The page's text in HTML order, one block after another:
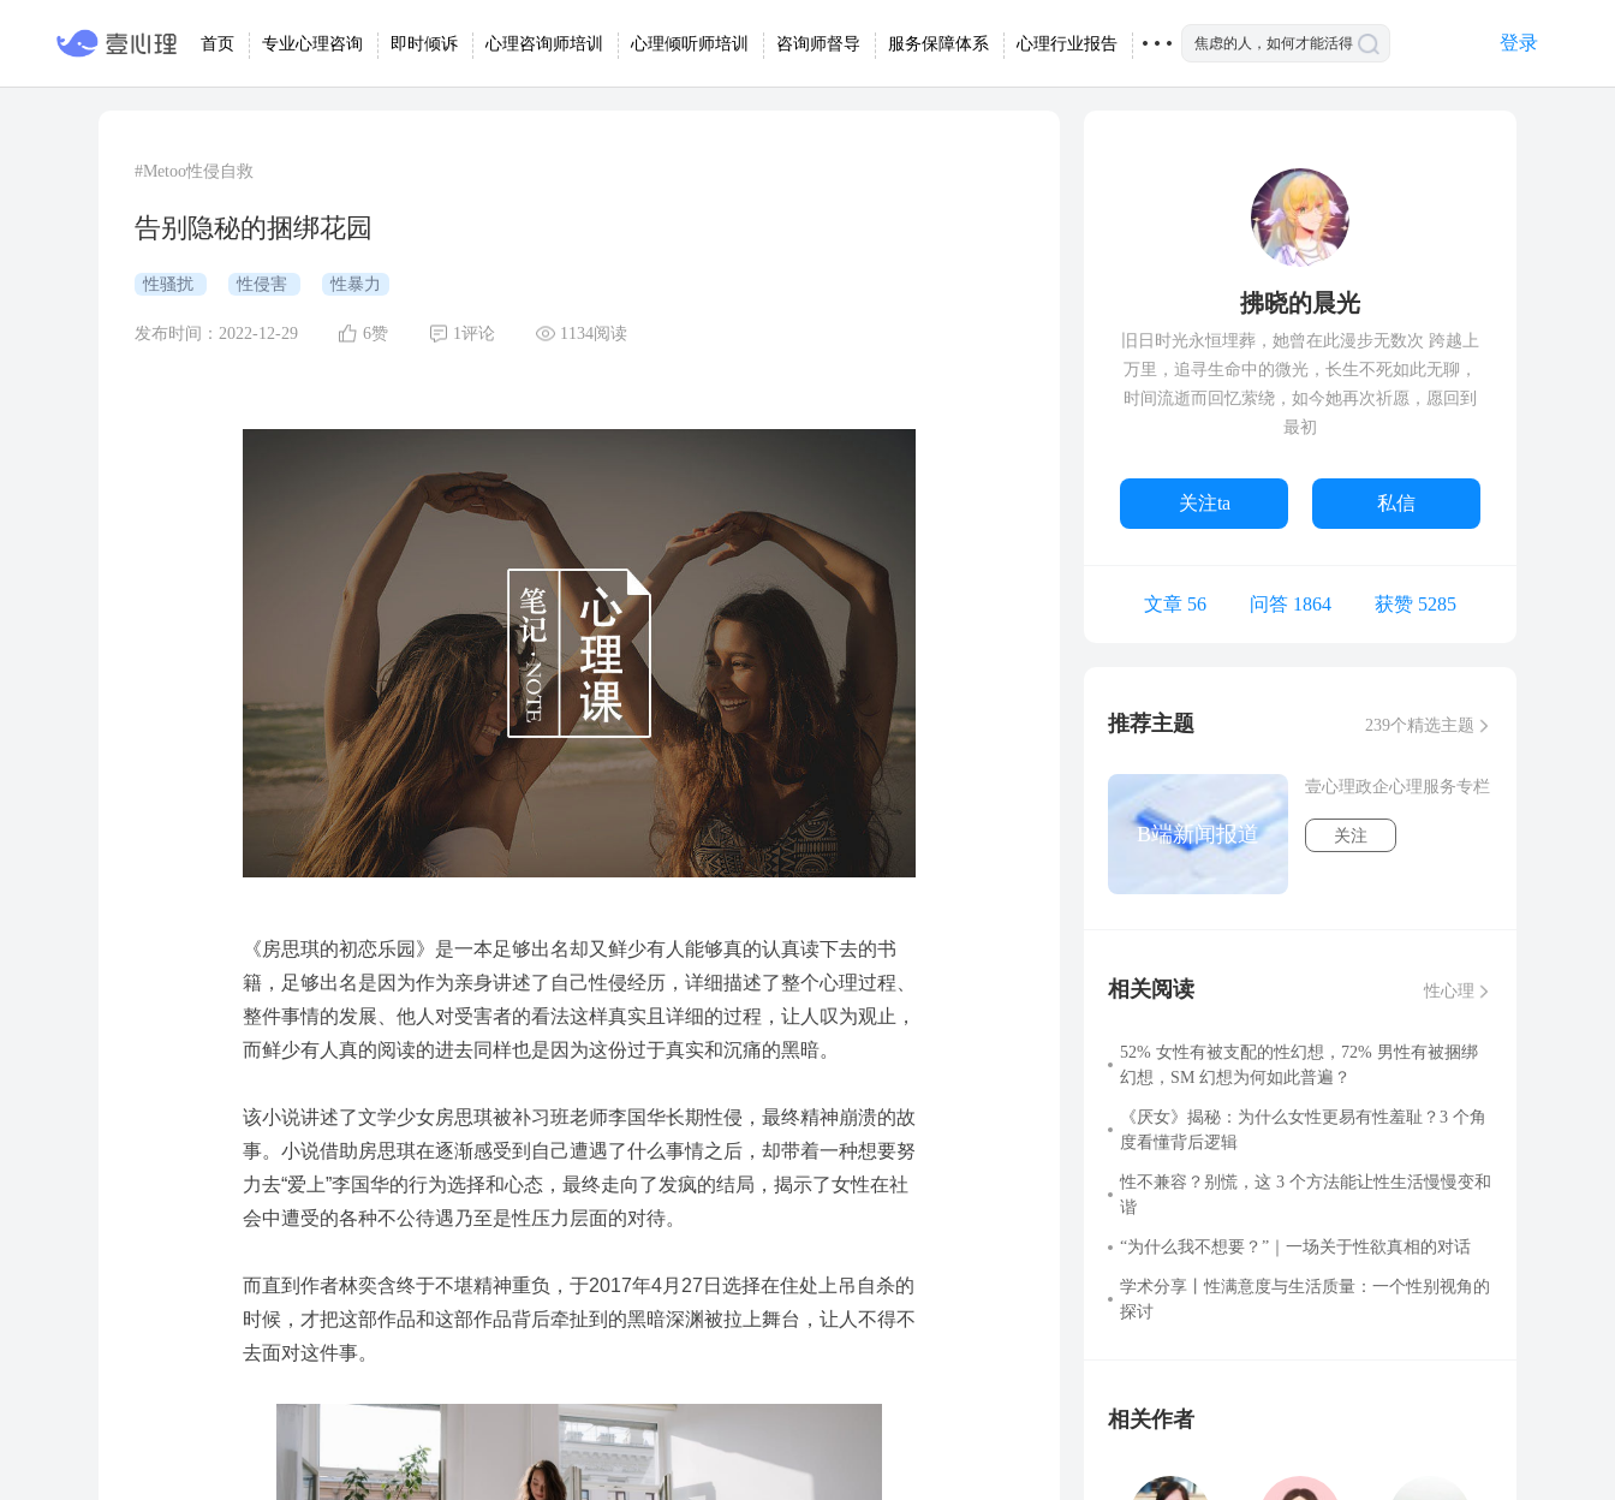
首页 专业心理咨询 即时倾诉 心理咨询师培训 心理倾听师培训 咨询师督导 服务保障体系 心理行业报告 登录
#Metoo性侵自救
告别隐秘的捆绑花园
性骚扰 性侵害 性暴力
发布时间：2022-12-29 6赞 1评论 1134阅读
《房思琪的初恋乐园》是一本足够出名却又鲜少有人能够真的认真读下去的书
籍，足够出名是因为作为亲身讲述了自己性侵经历，详细描述了整个心理过程、
整件事情的发展、他人对受害者的看法这样真实且详细的过程，让人叹为观止，
而鲜少有人真的阅读的进去同样也是因为这份过于真实和沉痛的黑暗。
该小说讲述了文学少女房思琪被补习班老师李国华长期性侵，最终精神崩溃的故
事。小说借助房思琪在逐渐感受到自己遭遇了什么事情之后，却带着一种想要努
力去“爱上”李国华的行为选择和心态，最终走向了发疯的结局，揭示了女性在社
会中遭受的各种不公待遇乃至是性压力层面的对待。
而直到作者林奕含终于不堪精神重负，于2017年4月27日选择在住处上吊自杀的
时候，才把这部作品和这部作品背后牵扯到的黑暗深渊被拉上舞台，让人不得不
去面对这件事。
拂晓的晨光
旧日时光永恒埋葬，她曾在此漫步无数次 跨越上
万里，追寻生命中的微光，长生不死如此无聊，
时间流逝而回忆萦绕，如今她再次祈愿，愿回到
最初
关注ta 私信
文章 56 问答 1864 获赞 5285
推荐主题 239个精选主题
B端新闻报道
壹心理政企心理服务专栏
关注
相关阅读 性心理
52% 女性有被支配的性幻想，72% 男性有被捆绑
幻想，SM 幻想为何如此普遍？
《厌女》揭秘：为什么女性更易有性羞耻？3 个角
度看懂背后逻辑
性不兼容？别慌，这 3 个方法能让性生活慢慢变和
谐
“为什么我不想要？”｜一场关于性欲真相的对话
学术分享丨性满意度与生活质量：一个性别视角的
探讨
相关作者